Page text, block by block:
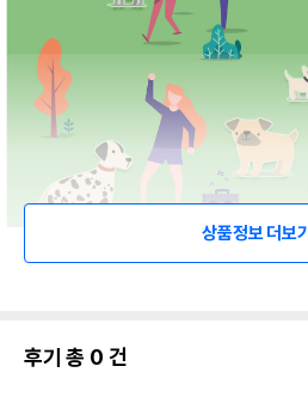
상품정보 더보기
후기 총 0 건